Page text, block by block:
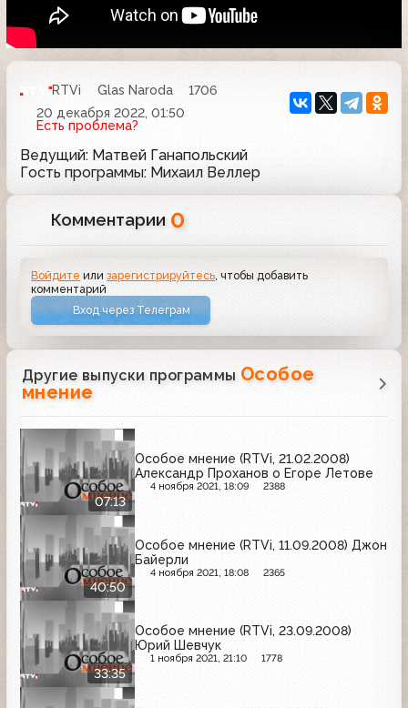
RTVi Glas Naroda
1706
20 декабря 2022, 01:50
Есть проблема?
Ведущий: Матвей Ганапольский
Гость программы: Михаил Веллер
Комментарии 0
Войдите илизарегистрируйтесь , чтобы добавить
комментарий
Вход через Телеграм
Другие выпуски программы Особое
мнение
07:13
Особое мнение (RTVi, 21.02.2008)
Александр Проханов о Егоре Летове
4 ноября 2021, 18:09 2388
40:50
Особое мнение (RTVi, 11.09.2008) Джон
Байерли
4 ноября 2021, 18:08 2365
33:35
Особое мнение (RTVi, 23.09.2008)
Юрий Шевчук
1 ноября 2021, 21:10 1778